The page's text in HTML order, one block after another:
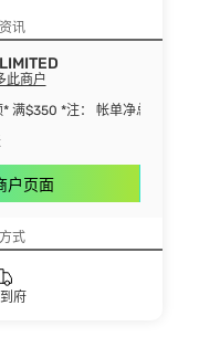
讯
此商户
* 满$350 *注： 帐单净总额指扣除
户页面
式
府